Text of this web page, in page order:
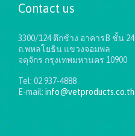
Contact us
3300/124 ตึกช้าง อาคารB ชั้น 24
ถ.พหลโยธิน แขวงจอมพล
จตุจักร กรุงเทพมหานคร 10900
Tel: 02 937-4888
E-mail: info@vetproducts.co.th